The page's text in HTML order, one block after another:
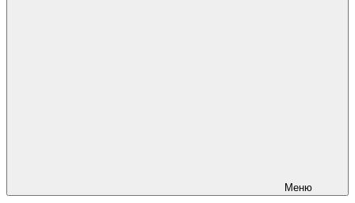
Меню